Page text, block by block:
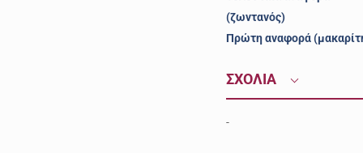
(ζωντανός)
Πρώτη αναφορά
ΣΧΟΛΙΑ
-